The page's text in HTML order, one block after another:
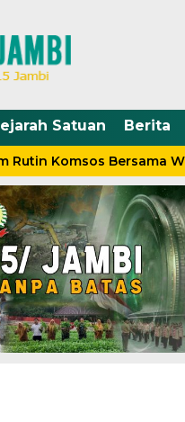
Satuan Berita
Komsos Bersama